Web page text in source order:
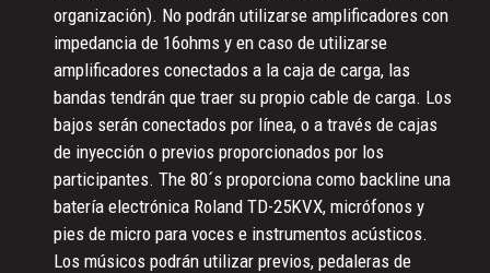
organización). No podrán utilizarse amplificadores con
impedancia de 16ohms y en caso de utilizarse
amplificadores conectados a la caja de carga, las
bandas tendrán que traer su propio cable de carga. Los
bajos serán conectados por línea, o a través de cajas
de inyección o previos proporcionados por los
participantes. The 80´s proporciona como backline una
batería electrónica Roland TD-25KVX, micrófonos y
pies de micro para voces e instrumentos acústicos.
Los músicos podrán utilizar previos, pedaleras de